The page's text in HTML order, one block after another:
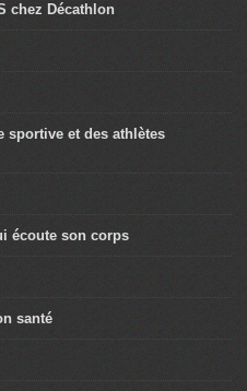
chez Décathlon
sportive et des athlètes
écoute son corps
santé